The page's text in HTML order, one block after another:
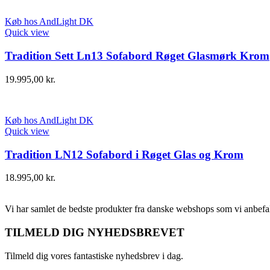
Køb hos AndLight DK
Quick view
Tradition Sett Ln13 Sofabord Røget Glasmørk Krom
19.995,00 kr.
Køb hos AndLight DK
Quick view
Tradition LN12 Sofabord i Røget Glas og Krom
18.995,00 kr.
Vi har samlet de bedste produkter fra danske webshops som vi
TILMELD DIG NYHEDSBREVET
Tilmeld dig vores fantastiske nyhedsbrev i dag.